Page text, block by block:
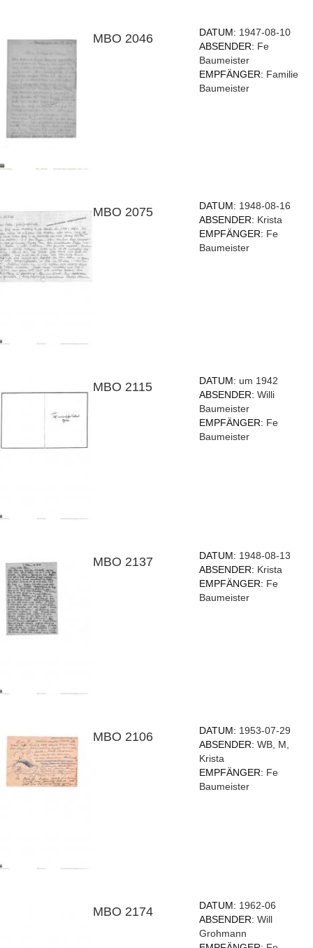
MBO 2046 DATUM: 1947-08-10
ABSENDER: Fe
Baumeister
EMPFÄNGER: Familie
Baumeister
MBO 2075 DATUM: 1948-08-16
ABSENDER: Krista
EMPFÄNGER: Fe
Baumeister
MBO 2115 DATUM: um 1942
ABSENDER:Willi
Baumeister
EMPFÄNGER: Fe
Baumeister
MBO 2137 DATUM: 1948-08-13
ABSENDER: Krista
EMPFÄNGER: Fe
Baumeister
MBO 2106 DATUM: 1953-07-29
ABSENDER:WB, M,
Krista
EMPFÄNGER: Fe
Baumeister
MBO 2174 DATUM: 1962-06
ABSENDER:Will
Grohmann